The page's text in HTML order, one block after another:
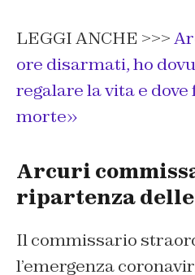
LEGGI ANCHE >>>
ore disarmati, ho
regalare la vita e
morte»
Arcuri
ripartenza delle
Il commissario
l’emergenza